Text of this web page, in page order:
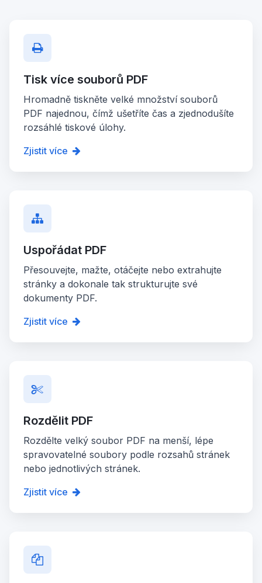
Tisk více souborů PDF
Hromadně tiskněte velké množství souborů
PDF najednou, čímž ušetříte čas a zjednodušíte
rozsáhlé tiskové úlohy.
Zjistit více
Uspořádat PDF
Přesouvejte, mažte, otáčejte nebo extrahujte
stránky a dokonale tak strukturujte své
dokumenty PDF.
Zjistit více
Rozdělit PDF
Rozdělte velký soubor PDF na menší, lépe
spravovatelné soubory podle rozsahů stránek
nebo jednotlivých stránek.
Zjistit více